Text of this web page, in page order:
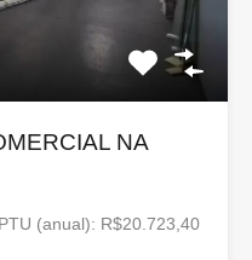
NA
(anual): R$20.723,40